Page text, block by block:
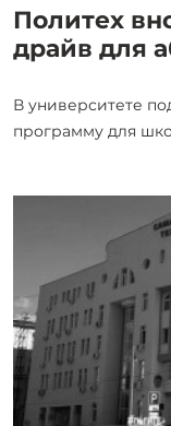
Политех
драйв для
В университете
программу для